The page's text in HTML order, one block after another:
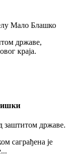
Мало Блашко
државе,
краја.
државе.
саграђена је